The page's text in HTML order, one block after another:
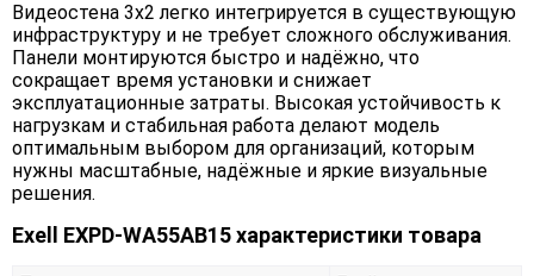
Видеостена 3х2 легко интегрируется в существующую
инфраструктуру и не требует сложного обслуживания.
Панели монтируются быстро и надёжно, что
сокращает время установки и снижает
эксплуатационные затраты. Высокая устойчивость к
нагрузкам и стабильная работа делают модель
оптимальным выбором для организаций, которым
нужны масштабные, надёжные и яркие визуальные
решения.
Exell EXPD-WA55AB15 характеристики товара